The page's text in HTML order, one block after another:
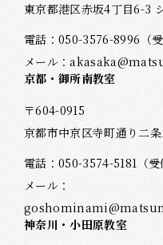
東京都港区赤坂4丁目6-3
電話：050-3576-8996 （
メール：
京都・御所南教室
〒604-0915
京都市中京区寺町通り二
電話：050-3574-5181 （
メール：
神奈川・小田原教室